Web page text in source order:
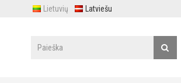
Lietuvių Latviešu